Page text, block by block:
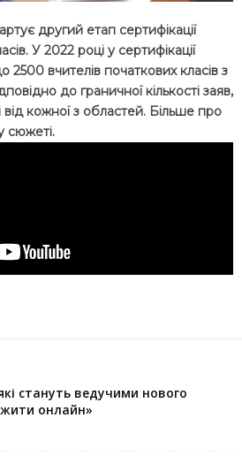
другий етап сертифікації
У 2022 році у сертифікації
2500 вчителів початкових класів з
до граничної кількості заяв,
від кожної з областей. Більше про
сюжеті.
стануть ведучими нового
онлайн»